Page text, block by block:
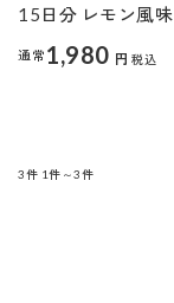
15日分 レモン風味
通常 1,980 円 税込
3件 1件～3件